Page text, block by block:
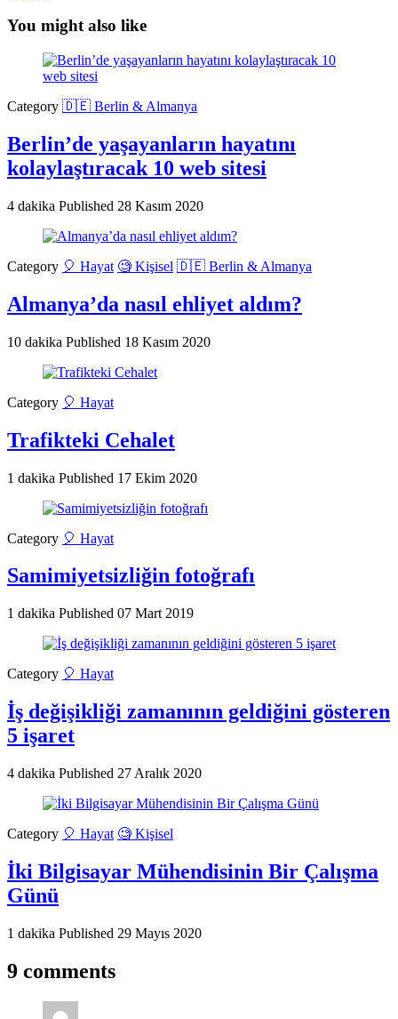
You might also like
Category 🇩🇪 Berlin & Almanya
Berlin’de yaşayanların hayatını
kolaylaştıracak 10 web sitesi
4 dakika Published 28 Kasım 2020
Category 🎈 Hayat 🧐 Kişisel 🇩🇪 Berlin & Almanya
Almanya’da nasıl ehliyet aldım?
10 dakika Published 18 Kasım 2020
Category 🎈 Hayat
Trafikteki Cehalet
1 dakika Published 17 Ekim 2020
Category 🎈 Hayat
Samimiyetsizliğin fotoğrafı
1 dakika Published 07 Mart 2019
Category 🎈 Hayat
İş değişikliği zamanının geldiğini gösteren
5 işaret
4 dakika Published 27 Aralık 2020
Category 🎈 Hayat 🧐 Kişisel
İki Bilgisayar Mühendisinin Bir Çalışma
Günü
1 dakika Published 29 Mayıs 2020
9 comments